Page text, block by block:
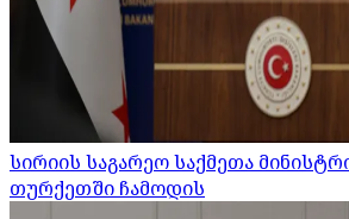
სირიის საგარეო საქმეთა
თურქეთში ჩამოდის